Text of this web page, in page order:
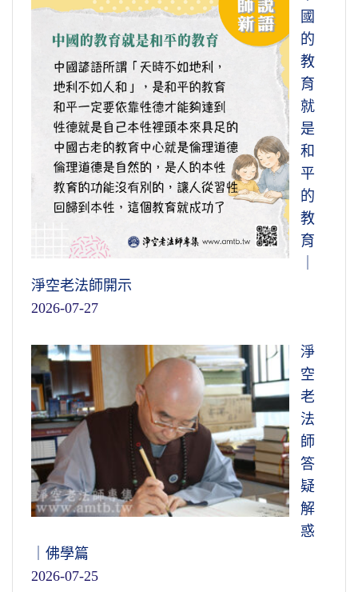
國
的
教
育
就
是
和
平
的
教
育
淨空老法師開示
2026-07-27
淨
空
老
法
師
答
疑
解
惑
｜佛學篇
2026-07-25